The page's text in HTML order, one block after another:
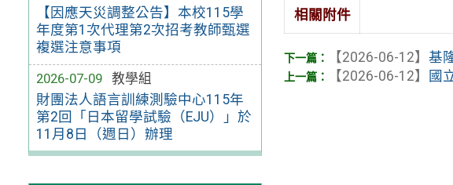
【因應天災調整公告】本校115學
年度第1次代理第2次招考教師甄選
複選注意事項
2026-07-09
教學組
財團法人語言訓練測驗中心115年
第2回「日本留學試驗（EJU）」於
11月8日（週日）辦理
相關附件
【2026-06-12】基
【2026-06-12】 國